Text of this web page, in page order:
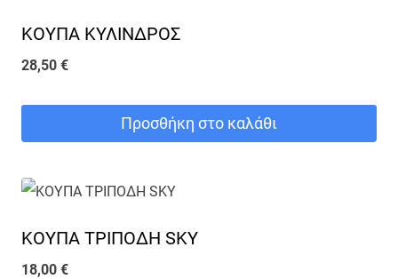
ΚΟΥΠΑ ΚΥΛΙΝΔΡΟΣ
28,50 €
Προσθήκη στο καλάθι
ΚΟΥΠΑ ΤΡΙΠΟΔΗ SKY
18,00 €